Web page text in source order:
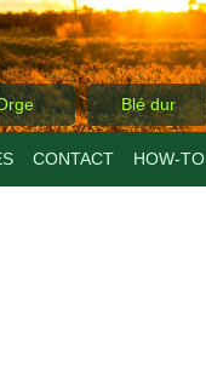
Blé dur
CONTACT ΗΟW-TO